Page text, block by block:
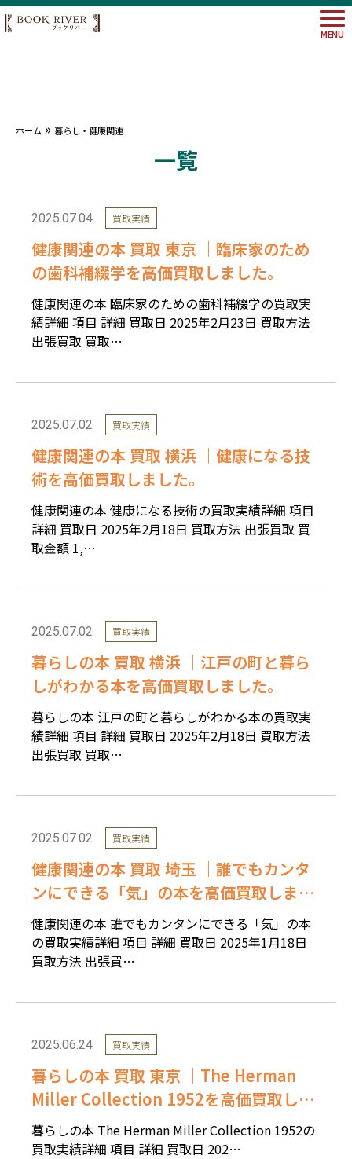
埼玉県
MENU
ホーム » 暮らし・健康関連
一覧
2025.07.04 買取実績
健康関連の本 買取 東京 ｜臨床家のため
の歯科補綴学を高価買取しました。
健康関連の本 臨床家のための歯科補綴学の買取実
績詳細 項目 詳細 買取日 2025年2月23日 買取方法
出張買取 買取…
2025.07.02 買取実績
健康関連の本 買取 横浜 ｜健康になる技
術を高価買取しました。
健康関連の本 健康になる技術の買取実績詳細 項目
詳細 買取日 2025年2月18日 買取方法 出張買取 買
取金額 1,…
2025.07.02 買取実績
暮らしの本 買取 横浜 ｜江戸の町と暮ら
しがわかる本を高価買取しました。
暮らしの本 江戸の町と暮らしがわかる本の買取実
績詳細 項目 詳細 買取日 2025年2月18日 買取方法
出張買取 買取…
2025.07.02 買取実績
健康関連の本 買取 埼玉 ｜誰でもカンタ
ンにできる「気」の本を高価買取しまし
た。
健康関連の本 誰でもカンタンにできる「気」の本
の買取実績詳細 項目 詳細 買取日 2025年1月18日
買取方法 出張買…
2025.06.24 買取実績
暮らしの本 買取 東京 ｜The Herman
Miller Collection 1952を高価買取しま
した。
暮らしの本 The Herman Miller Collection 1952の
買取実績詳細 項目 詳細 買取日 202…